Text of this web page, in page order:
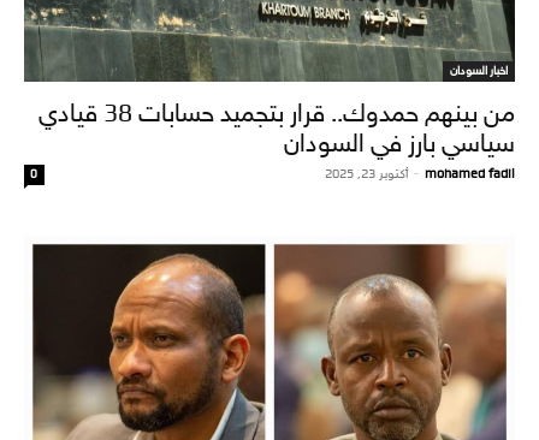
اخبار السودان
من بينهم حمدوك.. قرار بتجميد حسابات 38 قيادي
سياسي بارز في السودان
mohamed fadil
- أكتوبر 23, 2025 0